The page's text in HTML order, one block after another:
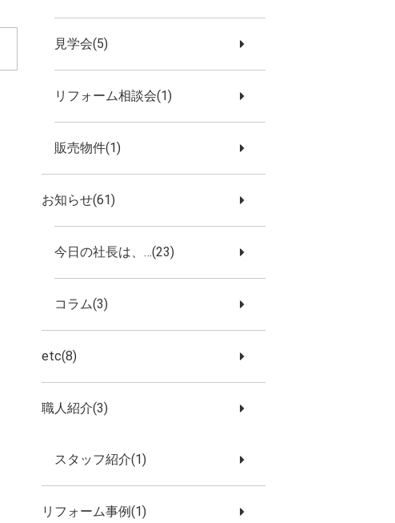
見学会(5)
リフォーム相談会(1)
販売物件(1)
お知らせ(61)
今日の社長は、…(23)
コラム(3)
etc(8)
職人紹介(3)
スタッフ紹介(1)
リフォーム事例(1)